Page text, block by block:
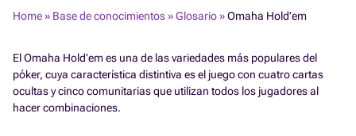
Home» Base de conocimientos»Glosario»Omaha Hold’em
El Omaha Hold’em es una de las variedades más populares del
póker, cuya característica distintiva es el juego con cuatro cartas
ocultas y cinco comunitarias que utilizan todos los jugadores al
hacer combinaciones.